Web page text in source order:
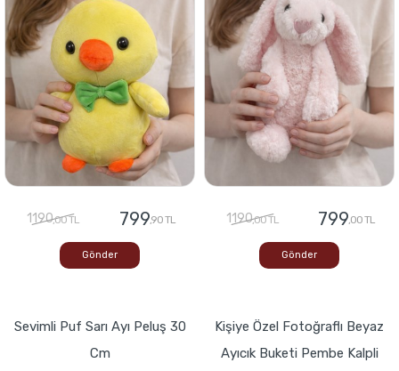
1190,00 TL 799,90 TL
Gönder
1190,00 TL 799,00 TL
Gönder
Sevimli Puf Sarı Ayı Peluş 30
Cm
Kişiye Özel Fotoğraflı Beyaz
Ayıcık Buketi Pembe Kalpli